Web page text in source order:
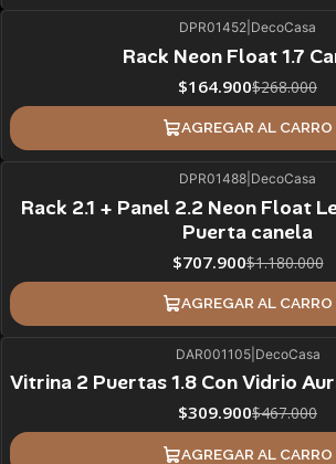
DPR01452 DecoCasa
Rack Neon Float 1.7
$164.900$268.000
AGREGAR AL CARRO
DPR01488 DecoCasa
Rack 2.1 + Panel 2.2 Neon Float
Puerta canela
$707.900$1.180.000
AGREGAR AL CARRO
DAR001105| DecoCasa
Vitrina 2 Puertas 1.8 Con Vidrio
$309.900$467.000
AGREGAR AL CARRO